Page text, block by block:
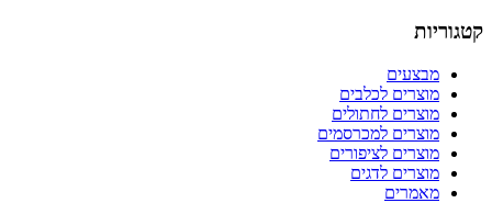
קטגוריות
מבצעים
מוצרים לכלבים
מוצרים לחתולים
מוצרים למכרסמים
מוצרים לציפורים
מוצרים לדגים
מאמרים